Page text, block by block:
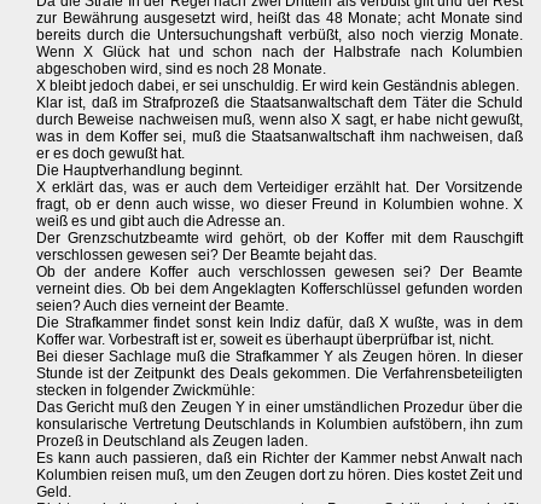
zur Bewährung ausgesetzt wird, heißt das 48 Monate; acht Monate sind
bereits durch die Untersuchungshaft verbüßt, also noch vierzig Monate.
Wenn X Glück hat und schon nach der Halbstrafe nach Kolumbien
abgeschoben wird, sind es noch 28 Monate.
X bleibt jedoch dabei, er sei unschuldig. Er wird kein Geständnis ablegen.
Klar ist, daß im Strafprozeß die Staatsanwaltschaft dem Täter die Schuld
durch Beweise nachweisen muß, wenn also X sagt, er habe nicht gewußt,
was in dem Koffer sei, muß die Staatsanwaltschaft ihm nachweisen, daß
er es doch gewußt hat.
Die Hauptverhandlung beginnt.
X erklärt das, was er auch dem Verteidiger erzählt hat. Der Vorsitzende
fragt, ob er denn auch wisse, wo dieser Freund in Kolumbien wohne. X
weiß es und gibt auch die Adresse an.
Der Grenzschutzbeamte wird gehört, ob der Koffer mit dem Rauschgift
verschlossen gewesen sei? Der Beamte bejaht das.
Ob der andere Koffer auch verschlossen gewesen sei? Der Beamte
verneint dies. Ob bei dem Angeklagten Kofferschlüssel gefunden worden
seien? Auch dies verneint der Beamte.
Die Strafkammer findet sonst kein Indiz dafür, daß X wußte, was in dem
Koffer war. Vorbestraft ist er, soweit es überhaupt überprüfbar ist, nicht.
Bei dieser Sachlage muß die Strafkammer Y als Zeugen hören. In dieser
Stunde ist der Zeitpunkt des Deals gekommen. Die Verfahrensbeteiligten
stecken in folgender Zwickmühle:
Das Gericht muß den Zeugen Y in einer umständlichen Prozedur über die
konsularische Vertretung Deutschlands in Kolumbien aufstöbern, ihn zum
Prozeß in Deutschland als Zeugen laden.
Es kann auch passieren, daß ein Richter der Kammer nebst Anwalt nach
Kolumbien reisen muß, um den Zeugen dort zu hören. Dies kostet Zeit und
Geld.